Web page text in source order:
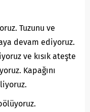
Tuzunu ve
devam ediyoruz.
ve kısık ateşte
Kapağını